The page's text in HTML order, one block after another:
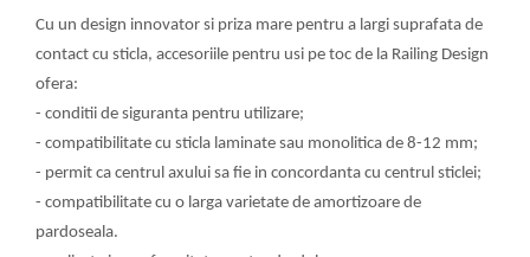
Manere scoica
Sisteme cabine dus
Cabine dus
Componente cabine dus
Balamale cabine dus
Conectori cabine dus
Profil U cabine dus
Cu un design innovator si priza mare pentru a largi suprafata de
contact cu sticla, accesoriile pentru usi pe toc de la Railing Design
ofera:
- conditii de siguranta pentru utilizare;
- compatibilitate cu sticla laminate sau monolitica de 8-12 mm;
- permit ca centrul axului sa fie in concordanta cu centrul sticlei;
- compatibilitate cu o larga varietate de amortizoare de
pardoseala.